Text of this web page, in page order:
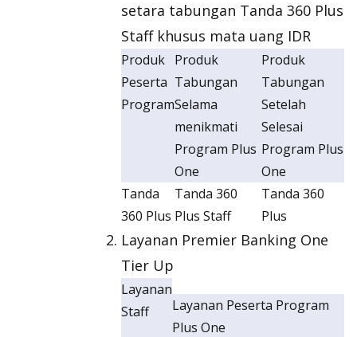
setara tabungan Tanda 360 Plus
Staff khusus mata uang IDR
Produk
Peserta
Program
Produk
Tabungan
Selama
menikmati
Program Plus
One
Produk
Tabungan
Setelah
Selesai
Program Plus
One
Tanda
360 Plus
Tanda 360
Plus Staff
Tanda 360
Plus
Layanan Premier Banking One
Tier Up
Layanan
Staff
Layanan Peserta Program
Plus One